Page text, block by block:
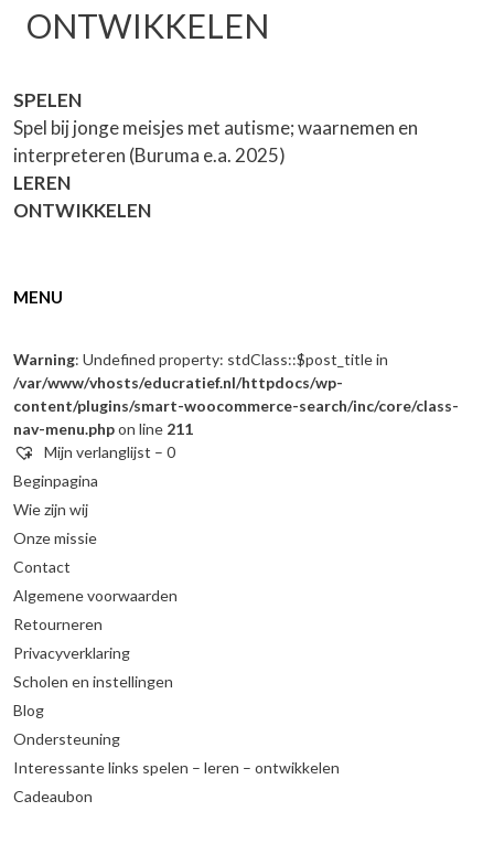
ONTWIKKELEN
SPELEN
Spel bij jonge meisjes met autisme; waarnemen en
interpreteren (Buruma e.a. 2025)
LEREN
ONTWIKKELEN
MENU
Warning: Undefined property: stdClass::$post_title in
/var/www/vhosts/educratief.nl/httpdocs/wp-
content/plugins/smart-woocommerce-search/inc/core/class-
nav-menu.phpon line 211
Mijn verlanglijst – 0
Beginpagina
Wie zijn wij
Onze missie
Contact
Algemene voorwaarden
Retourneren
Privacyverklaring
Scholen en instellingen
Blog
Ondersteuning
Interessante links spelen – leren – ontwikkelen
Cadeaubon